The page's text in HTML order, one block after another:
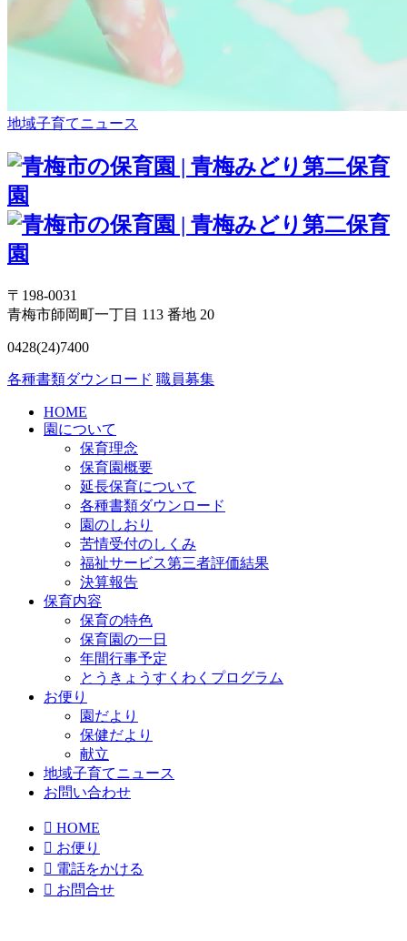
地域子育てニュース
〒198-0031
青梅市師岡町一丁目 113 番地 20
0428(24)7400
各種書類ダウンロード 職員募集
HOME
園について
保育理念
保育園概要
延長保育について
各種書類ダウンロード
園のしおり
苦情受付のしくみ
福祉サービス第三者評価結果
決算報告
保育内容
保育の特色
保育園の一日
年間行事予定
とうきょうすくわくプログラム
お便り
園だより
保健だより
献立
地域子育てニュース
お問い合わせ
 HOME
 お便り
 電話をかける
 お問合せ